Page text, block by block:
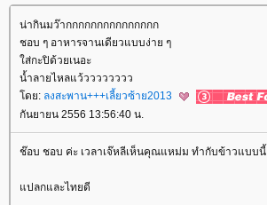
น่ากินมว๊ากกกกกกกกกกกกกกก
ชอบ ๆ อาหารจานเดียวแบบง่าย ๆ
ส่กะปิด้วยเนอะ
น้ำลายไหลแว้วววววววว
ดย: ลงสะพาน+++เลี้ยวซ้าย2013
กันยายน 2556 13:56:40 น.
ช๊อบ ชอบ ค่ะ เวลาเจ๊หลีเห็นคุณแหม่ม ทำกับข้าวแบบนี้
ปลกและไทยดี